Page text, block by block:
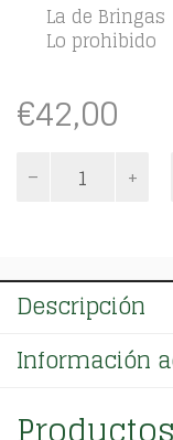
La de Bringas
Lo prohibido
€42,00
Novelas
Contemporáneas.
Descripción
Información